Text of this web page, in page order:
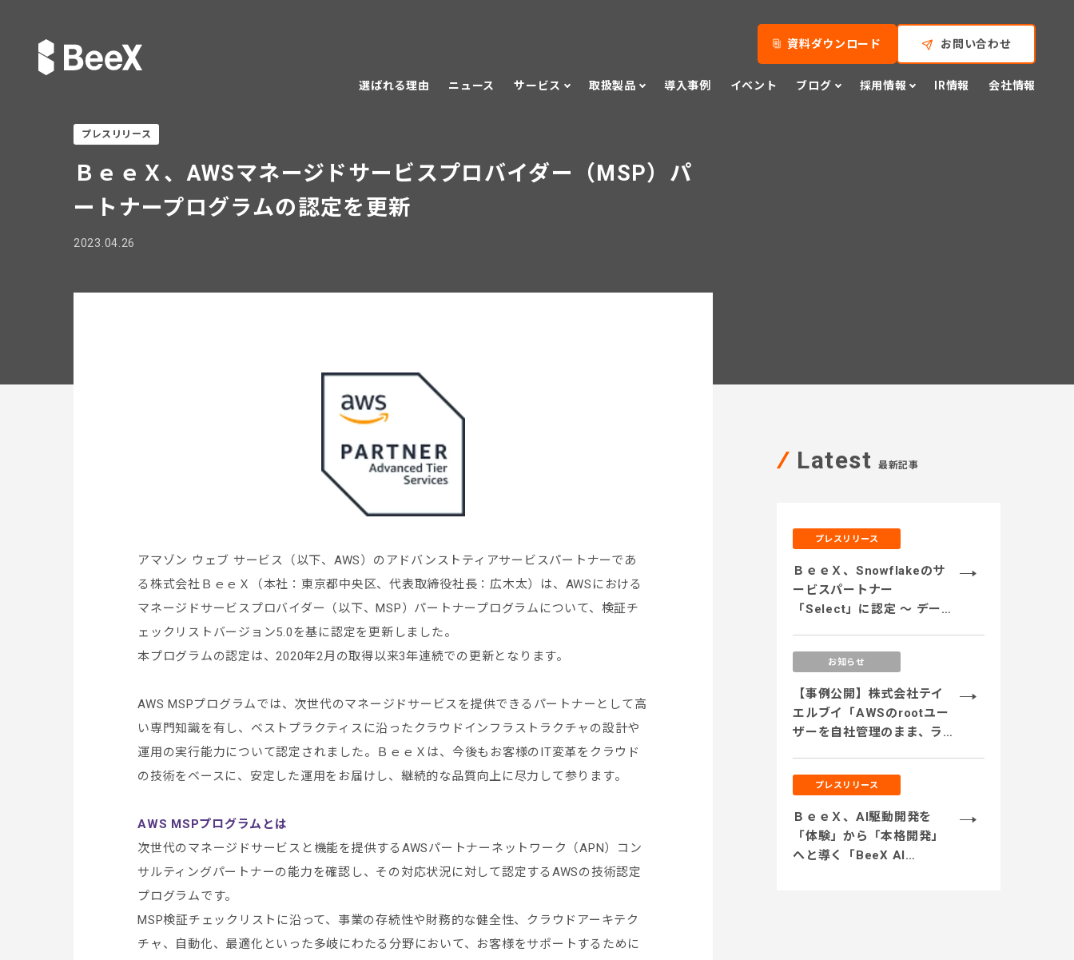
選ばれる理由 ニュース サービス 取扱製品 導入事例 イベント ブログ 採用情報 IR情報 会社情報
資料ダウンロード お問い合わせ
プレスリリース
ＢｅｅＸ、AWSマネージドサービスプロバイダー（MSP）パ
ートナープログラムの認定を更新
2023.04.26
アマゾン ウェブ サービス（以下、AWS）のアドバンストティアサービスパートナーであ
る株式会社ＢｅｅＸ（本社：東京都中央区、代表取締役社長：広木太）は、AWSにおける
マネージドサービスプロバイダー（以下、MSP）パートナープログラムについて、検証チ
ェックリストバージョン5.0を基に認定を更新しました。
本プログラムの認定は、2020年2月の取得以来3年連続での更新となります。
AWS MSPプログラムでは、次世代のマネージドサービスを提供できるパートナーとして高
い専門知識を有し、ベストプラクティスに沿ったクラウドインフラストラクチャの設計や
運用の実行能力について認定されました。ＢｅｅＸは、今後もお客様のIT変革をクラウド
の技術をベースに、安定した運用をお届けし、継続的な品質向上に尽力して参ります。
AWS MSPプログラムとは
次世代のマネージドサービスと機能を提供するAWSパートナーネットワーク（APN）コン
サルティングパートナーの能力を確認し、その対応状況に対して認定するAWSの技術認定
プログラムです。
MSP検証チェックリストに沿って、事業の存続性や財務的な健全性、クラウドアーキテク
チャ、自動化、最適化といった多岐にわたる分野において、お客様をサポートするために
Latest 最新記事
プレスリリース
ＢｅｅＸ、Snowflakeのサ
ービスパートナー
「Select」に認定 ～ データ
適化、生成AI活用に対応す
るサービス体制を強化 ～
お知らせ
【事例公開】株式会社テイ
エルブイ「AWSのrootユー
ザーを自社管理のまま、ライ
スト削減を実現」
プレスリリース
ＢｅｅＸ、AI駆動開発を
「体験」から「本格開発」
へと導く「BeeX AI